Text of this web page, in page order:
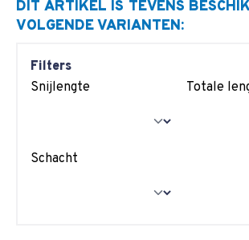
DIT ARTIKEL IS TEVENS
VOLGENDE VARIANTEN:
Filters
Snijlengte
Totale
Schacht